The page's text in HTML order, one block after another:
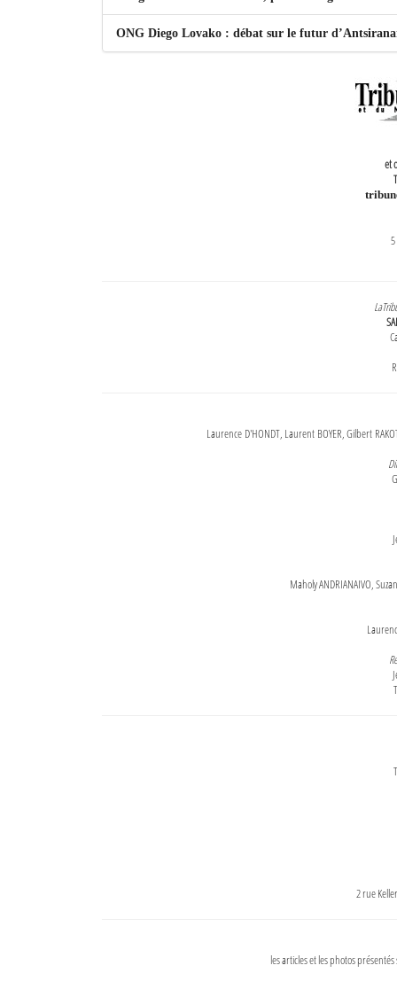
ONG Diego Lovako : débat sur le futur
et
Laurence D'HONDT, Laurent BOYER, Gilbert
Maholy ANDRIANAIVO,
2 rue
les articles et les photos